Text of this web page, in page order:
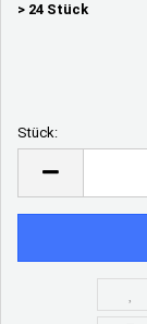
> 24 Stück
Stück: